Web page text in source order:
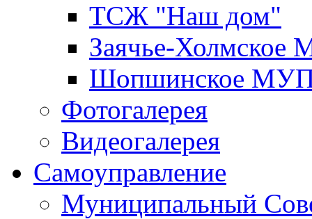
ТСЖ "Наш дом"
Заячье-
Шопшинское
Фотогалерея
Видеогалерея
Самоуправление
Муниципальный